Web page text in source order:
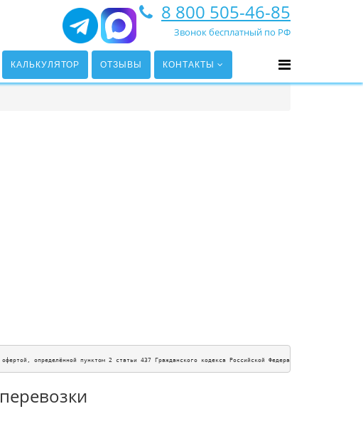
8 800 505-46-85
Звонок бесплатный по РФ
КАЛЬКУЛЯТОР ОТЗЫВЫ КОНТАКТЫ
определённой пунктом 2 статьи 437 Гражданского кодекса Российской Федерации. Для